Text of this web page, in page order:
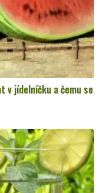
v jídelníčku a čemu se